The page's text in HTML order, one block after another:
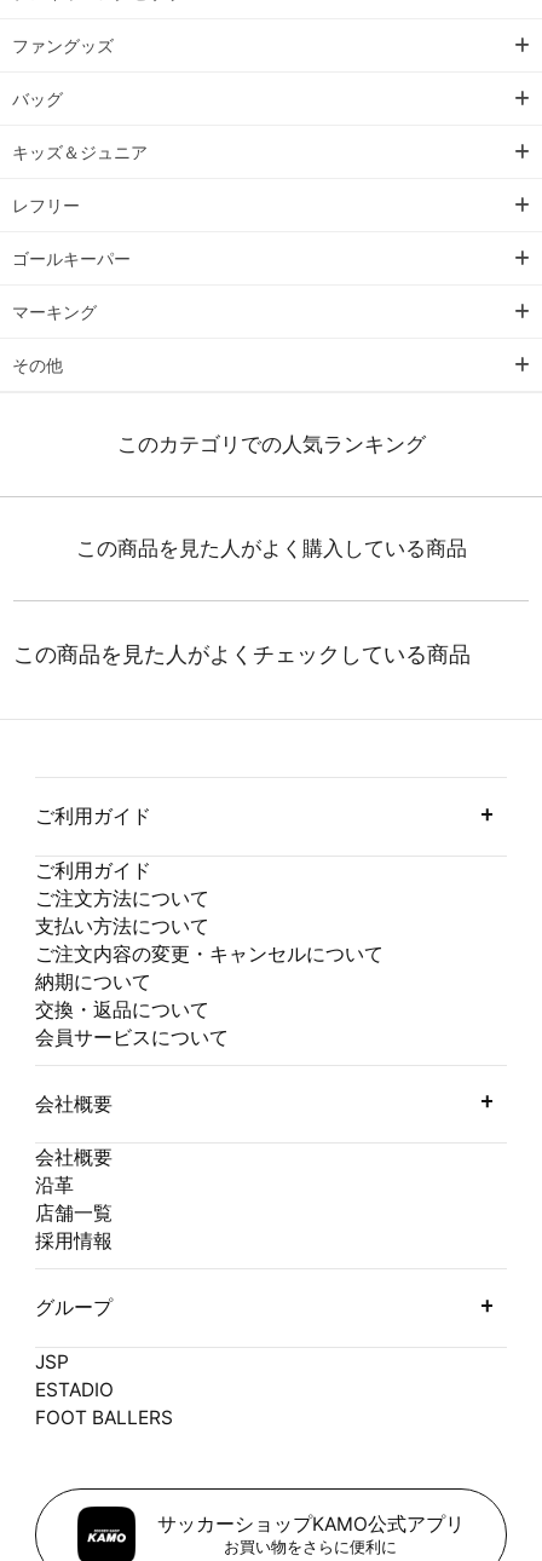
ファングッズ
バッグ
キッズ＆ジュニア
レフリー
ゴールキーパー
マーキング
その他
ご利用ガイド
ご利用ガイド
ご注文方法について
支払い方法について
ご注文内容の変更・キャンセルについて
納期について
交換・返品について
会員サービスについて
会社概要
会社概要
沿革
店舗一覧
採用情報
グループ
JSP
ESTADIO
FOOT BALLERS
サッカーショップKAMO公式アプリ
お買い物をさらに便利に